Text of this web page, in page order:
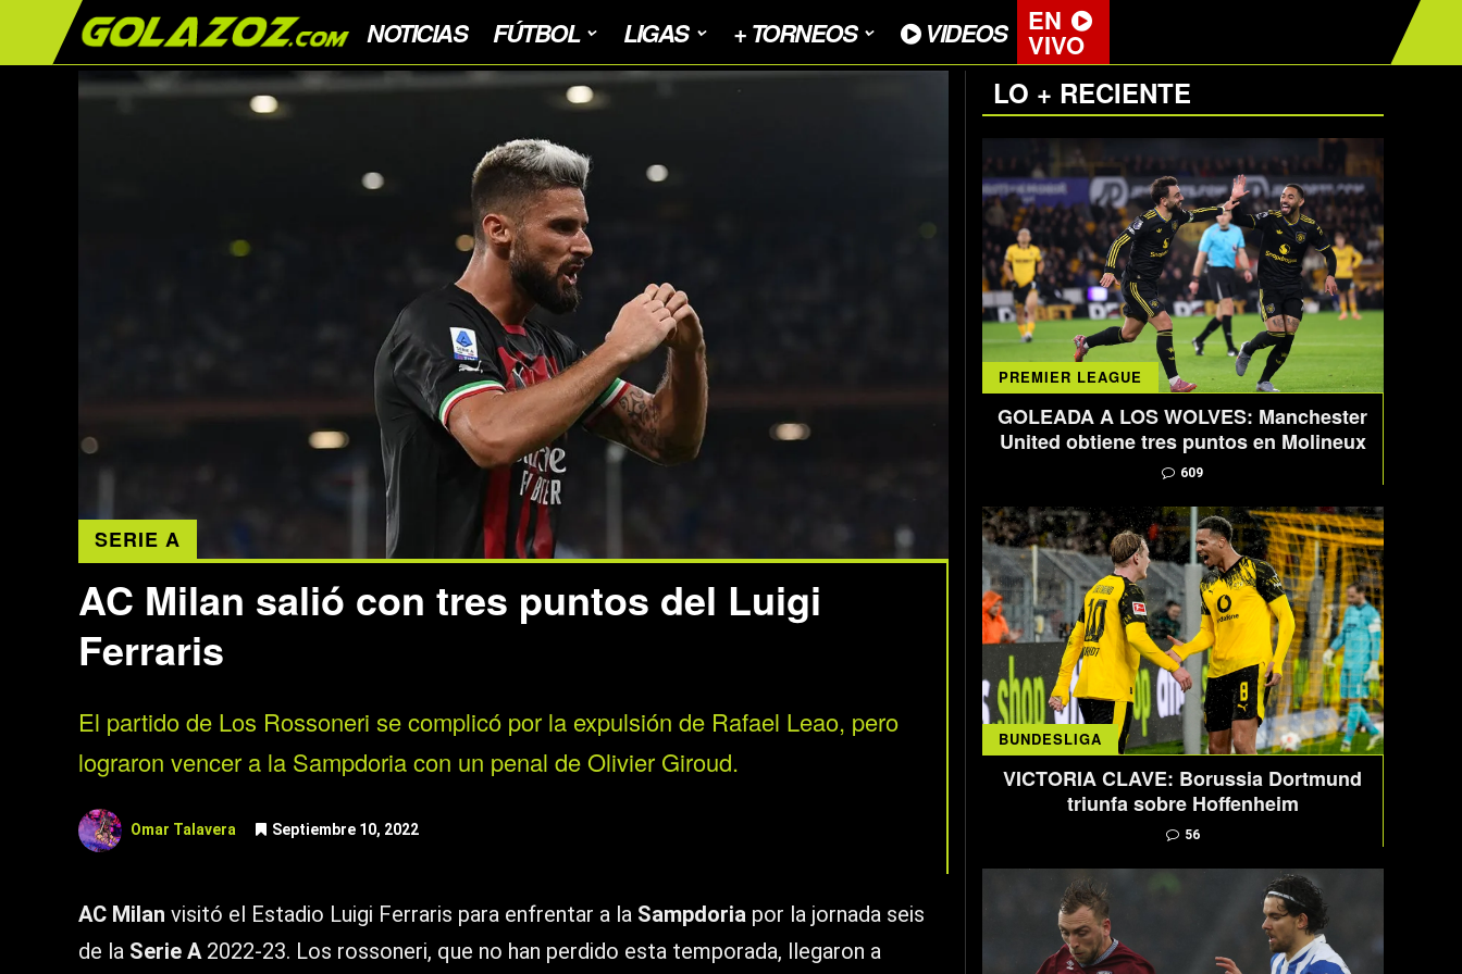
NOTICIAS FÚTBOL LIGAS + TORNEOS VIDEOS EN
VIVO
SERIE A
AC Milan salió con tres puntos del Luigi
Ferraris
El partido de Los Rossoneri se complicó por la expulsión de Rafael Leao, pero
lograron vencer a la Sampdoria con un penal de Olivier Giroud.
Omar Talavera Septiembre 10, 2022
AC Milan visitó el Estadio Luigi Ferraris para enfrentar a la Sampdoria por la jornada seis
de la Serie A2022-23. Los rossoneri, que no han perdido esta temporada, llegaron a
LO + RECIENTE
PREMIER LEAGUE
GOLEADA A LOS WOLVES: Manchester
United obtiene tres puntos en Molineux
609
BUNDESLIGA
VICTORIA CLAVE: Borussia Dortmund
triunfa sobre Hoffenheim
56